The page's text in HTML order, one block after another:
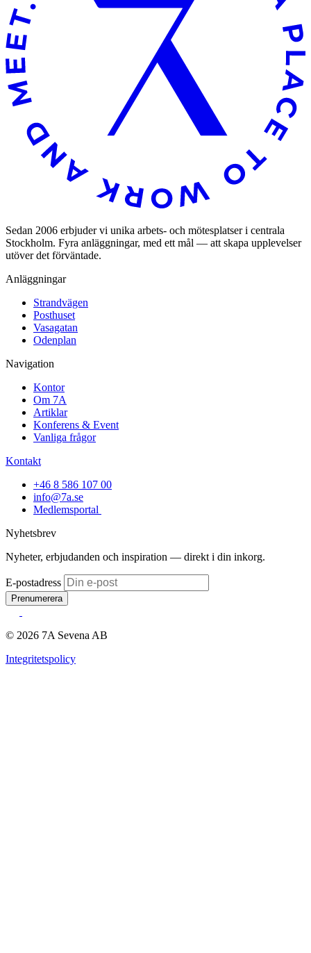
Sedan 2006 erbjuder vi unika arbets- och mötesplatser i centrala
Stockholm. Fyra anläggningar, med ett mål — att skapa upplevelser
utöver det förväntade.
Anläggningar
Strandvägen
Posthuset
Vasagatan
Odenplan
Navigation
Kontor
Om 7A
Artiklar
Konferens & Event
Vanliga frågor
Kontakt
+46 8 586 107 00
info@7a.se
Medlemsportal
Nyhetsbrev
Nyheter, erbjudanden och inspiration — direkt i din inkorg.
E-postadress
Prenumerera
© 2026 7A Sevena AB
Integritetspolicy